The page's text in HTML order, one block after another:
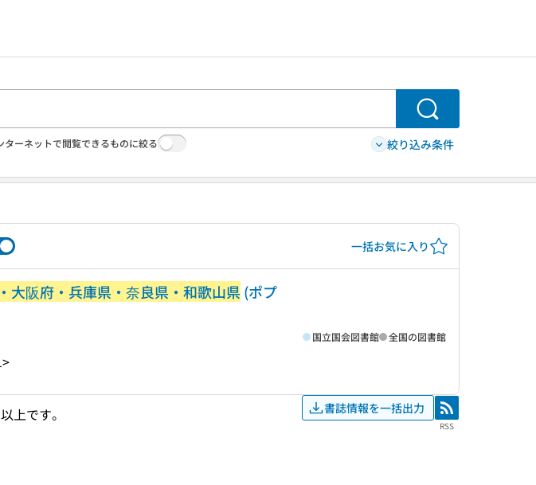
検索
ターネットで閲覧できるものに絞る 絞り込み条件
一括お気に入り
大阪府・兵庫県・奈良県・和歌山県(ポプ
国立国会図書館 全国の図書館
上です。 書誌情報を一括出力 RSS
RSS